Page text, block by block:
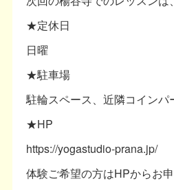
★定休日
日曜
★駐車場
駐輪スペース、近隣コインパ
★HP
https://yogastudio-prana.jp/
体験ご希望の方はHPからお